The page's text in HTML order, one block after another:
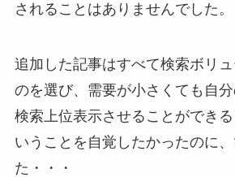
されることはありませんでした。
追加した記事はすべて検索ボリ
のを選び、需要が小さくても自
検索上位表示させることができ
いうことを自覚したかったのに
た・・・